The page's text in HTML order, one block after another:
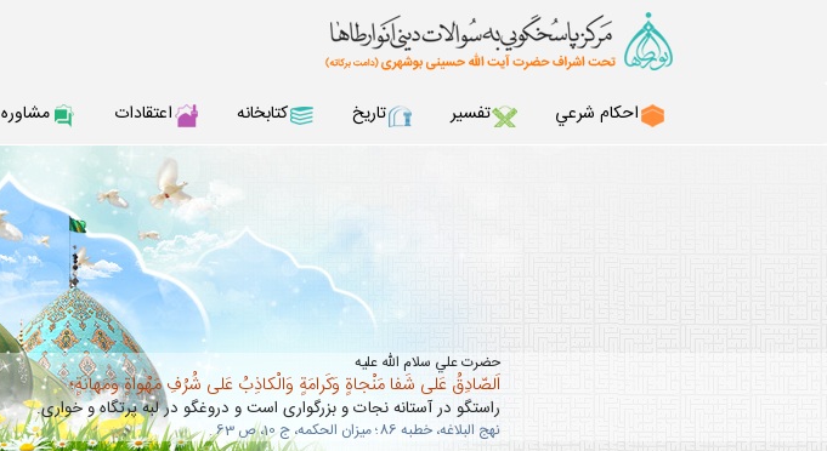
احكام شرعي تفسير تاريخ كتابخانه اعتقادات مشاوره
حضرت علي سلام الله عليه
اَلصّادِقُ عَلى شَفا مَنْجاةٍ وَكَرامَةٍ وَالْكاذِبُ عَلى شُرُفِ مَهْواةٍ وَمَهانَةٍ؛
راستگو در آستانه نجات و بزرگوارى است و دروغگو در لبه پرتگاه و خوارى.
نهج البلاغه، خطبه 86؛ ميزان الحكمه، ج 10، ص 63 .